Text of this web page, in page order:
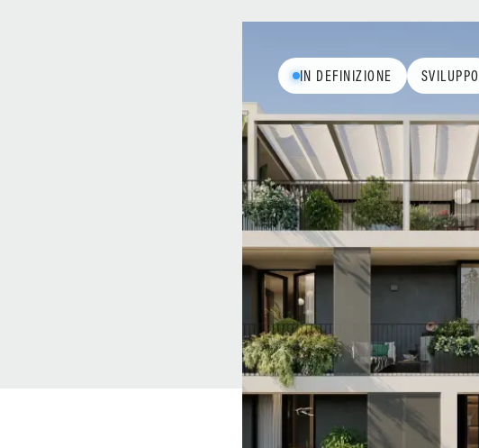
IN DEFINIZIONE SVILUPPO